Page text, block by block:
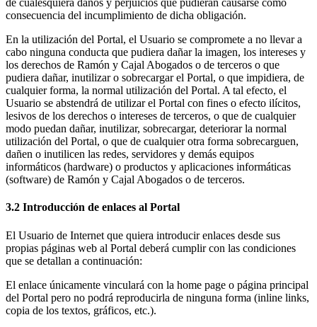
de cualesquiera daños y perjuicios que pudieran causarse como
consecuencia del incumplimiento de dicha obligación.
En la utilización del Portal, el Usuario se compromete a no llevar a
cabo ninguna conducta que pudiera dañar la imagen, los intereses y
los derechos de Ramón y Cajal Abogados o de terceros o que
pudiera dañar, inutilizar o sobrecargar el Portal, o que impidiera, de
cualquier forma, la normal utilización del Portal. A tal efecto, el
Usuario se abstendrá de utilizar el Portal con fines o efecto ilícitos,
lesivos de los derechos o intereses de terceros, o que de cualquier
modo puedan dañar, inutilizar, sobrecargar, deteriorar la normal
utilización del Portal, o que de cualquier otra forma sobrecarguen,
dañen o inutilicen las redes, servidores y demás equipos
informáticos (hardware) o productos y aplicaciones informáticas
(software) de Ramón y Cajal Abogados o de terceros.
3.2 Introducción de enlaces al Portal
El Usuario de Internet que quiera introducir enlaces desde sus
propias páginas web al Portal deberá cumplir con las condiciones
que se detallan a continuación:
El enlace únicamente vinculará con la home page o página principal
del Portal pero no podrá reproducirla de ninguna forma (inline links,
copia de los textos, gráficos, etc.).